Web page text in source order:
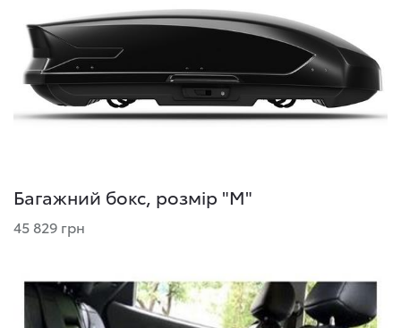
Багажний бокс, розмір "М"
45 829 грн